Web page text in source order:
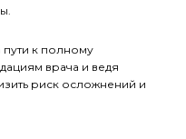
пути к полному
врача и ведя
риск осложнений и